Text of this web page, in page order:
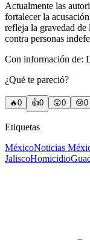
Actualmente las
fortalecer la
refleja la gravedad
contra personas
Con información de:
¿Qué te pareció?
🔥0 👍0 😲0 😢0
Etiquetas
MéxicoNoticias
JaliscoHomicidio